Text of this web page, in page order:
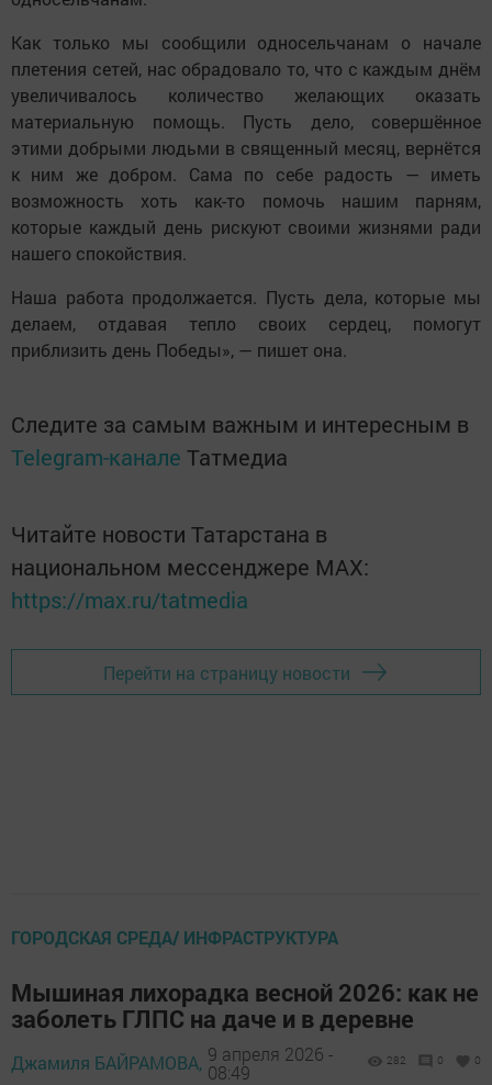
Как только мы сообщили односельчанам о начале
плетения сетей, нас обрадовало то, что с каждым днём
увеличивалось количество желающих оказать
материальную помощь. Пусть дело, совершённое
этими добрыми людьми в священный месяц, вернётся
к ним же добром. Сама по себе радость — иметь
возможность хоть как-то помочь нашим парням,
которые каждый день рискуют своими жизнями ради
нашего спокойствия.
Наша работа продолжается. Пусть дела, которые мы
делаем, отдавая тепло своих сердец, помогут
приблизить день Победы», — пишет она.
Следите за самым важным и интересным в
Telegram-канале Татмедиа
Читайте новости Татарстана в
национальном мессенджере MАХ:
https://max.ru/tatmedia
Перейти на страницу новости
ГОРОДСКАЯ СРЕДА/ ИНФРАСТРУКТУРА
Мышиная лихорадка весной 2026: как не
заболеть ГЛПС на даче и в деревне
Джамиля БАЙРАМОВА, 9 апреля 2026 -
08:49
282 0 0